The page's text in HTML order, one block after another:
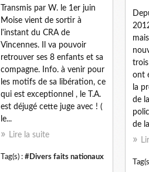
ont
la
de
de
Transmis par W. le 1er juin
Moise vient de sortir à
l'instant du CRA de
Vincennes. Il va pouvoir
retrouver ses 8 enfants et sa
compagne. Info. à venir pour
les motifs de sa libération, ce
qui est exceptionnel , le T.A.
est déjugé cette juge avec ! (
le...
Lire la suite
Tag(s) : #Divers faits nationaux